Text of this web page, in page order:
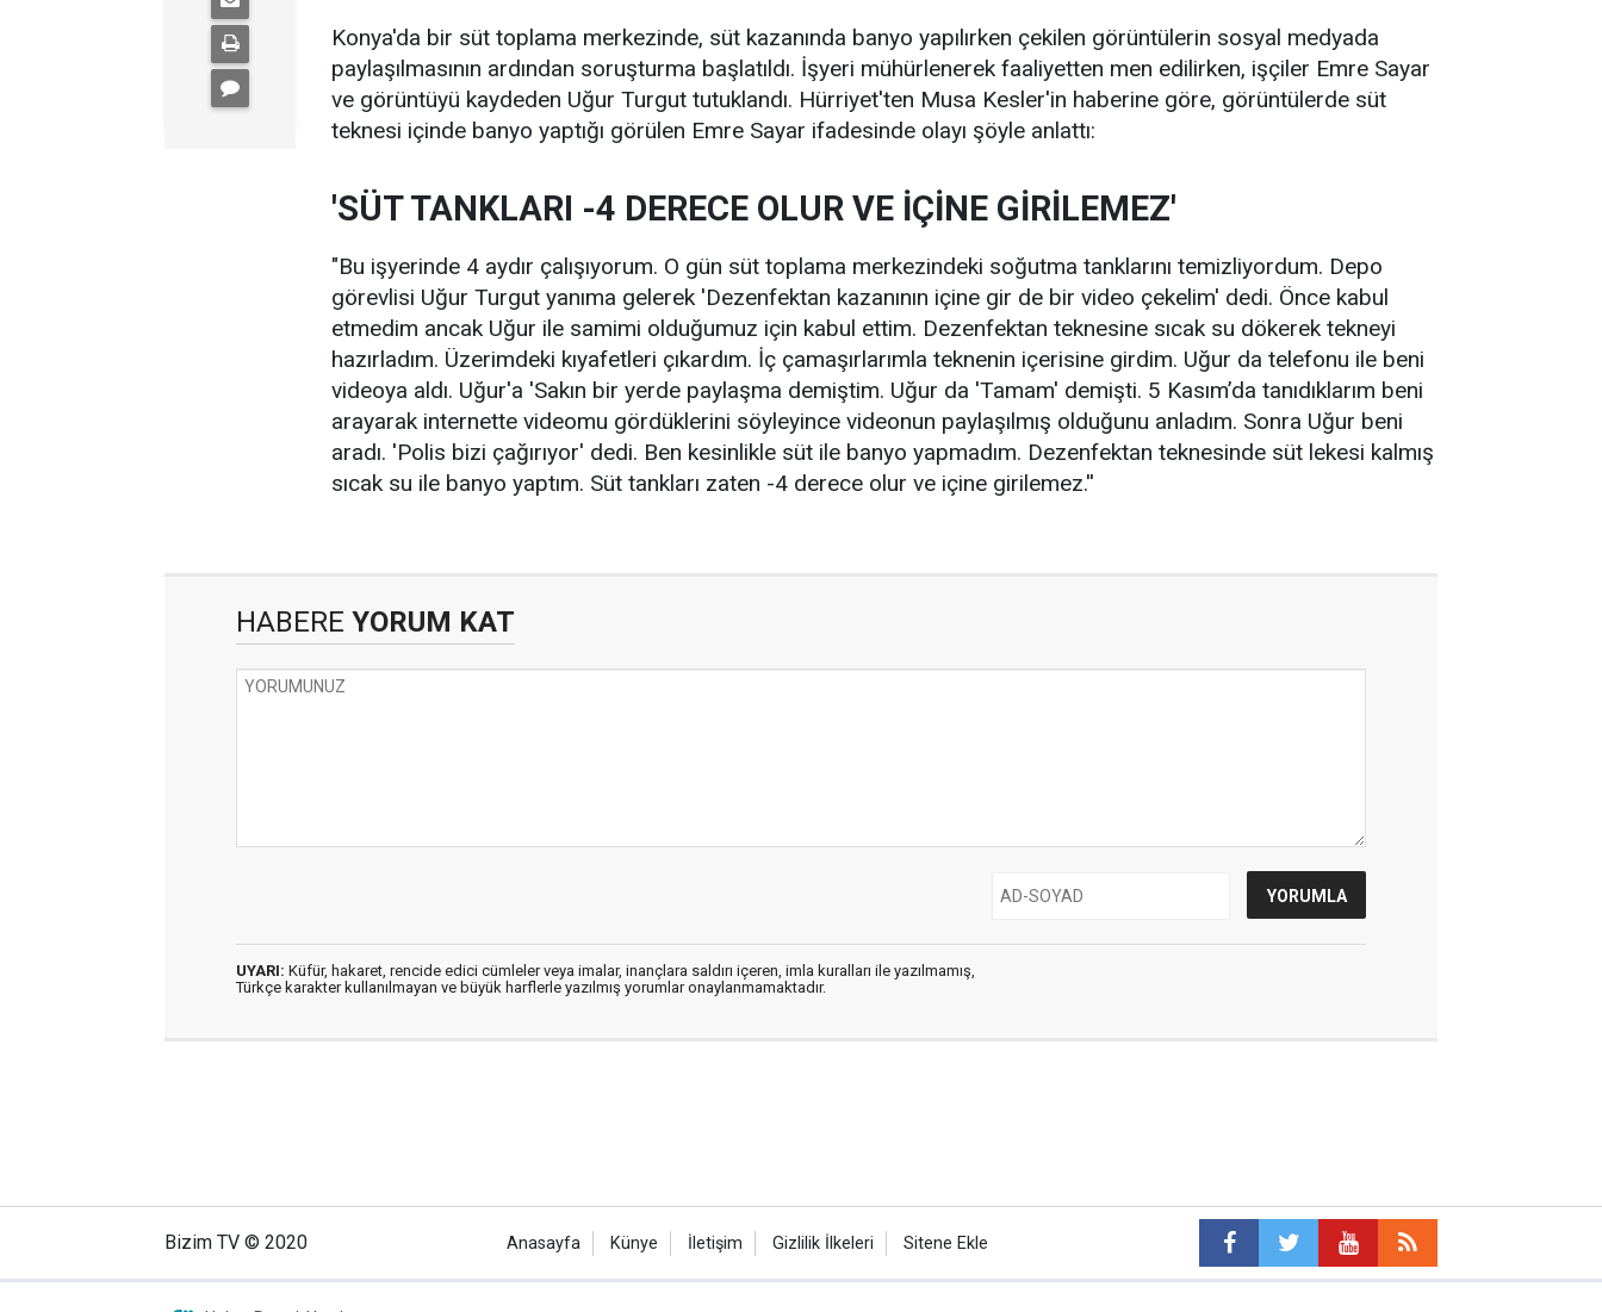
Konya'da bir süt toplama merkezinde, süt kazanında banyo yapılırken çekilen görüntülerin sosyal medyada
paylaşılmasının ardından soruşturma başlatıldı. İşyeri mühürlenerek faaliyetten men edilirken, işçiler Emre Sayar
ve görüntüyü kaydeden Uğur Turgut tutuklandı. Hürriyet'ten Musa Kesler'in haberine göre, görüntülerde süt
teknesi içinde banyo yaptığı görülen Emre Sayar ifadesinde olayı şöyle anlattı:
'SÜT TANKLARI -4 DERECE OLUR VE İÇİNE GİRİLEMEZ'
"Bu işyerinde 4 aydır çalışıyorum. O gün süt toplama merkezindeki soğutma tanklarını temizliyordum. Depo
görevlisi Uğur Turgut yanıma gelerek 'Dezenfektan kazanının içine gir de bir video çekelim' dedi. Önce kabul
etmedim ancak Uğur ile samimi olduğumuz için kabul ettim. Dezenfektan teknesine sıcak su dökerek tekneyi
hazırladım. Üzerimdeki kıyafetleri çıkardım. İç çamaşırlarımla teknenin içerisine girdim. Uğur da telefonu ile beni
videoya aldı. Uğur'a 'Sakın bir yerde paylaşma demiştim. Uğur da 'Tamam' demişti. 5 Kasım’da tanıdıklarım beni
arayarak internette videomu gördüklerini söyleyince videonun paylaşılmış olduğunu anladım. Sonra Uğur beni
aradı. 'Polis bizi çağırıyor' dedi. Ben kesinlikle süt ile banyo yapmadım. Dezenfektan teknesinde süt lekesi kalmış
sıcak su ile banyo yaptım. Süt tankları zaten -4 derece olur ve içine girilemez.''
HABERE YORUM KAT
UYARI: Küfür, hakaret, rencide edici cümleler veya imalar, inançlara saldırı içeren, imla kuralları ile yazılmamış,
Türkçe karakter kullanılmayan ve büyük harflerle yazılmış yorumlar onaylanmamaktadır.
Bizim TV © 2020 Anasayfa Künye İletişim Gizlilik İlkeleri Sitene Ekle